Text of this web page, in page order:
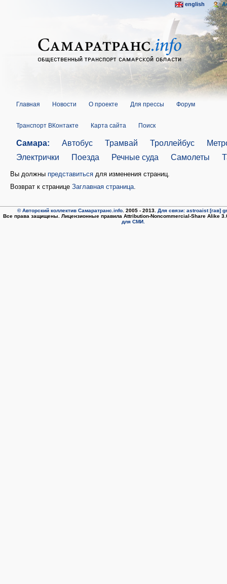
Главная Новости О проекте Для прессы Форум
Транспорт ВКонтакте Карта сайта Поиск
Самара: Автобус Трамвай Троллейбус
Электрички
Поезда Речные суда Самолеты
Вы должны представиться для изменения страниц.
Возврат к странице Заглавная страница.
english
© Авторский коллектив Самаратранс.info. 2005 - 2013. Для связи: astroaist [гав]
Все права защищены. Лицензионные правила Attribution-Noncommercial-Share Alike
для СМИ.